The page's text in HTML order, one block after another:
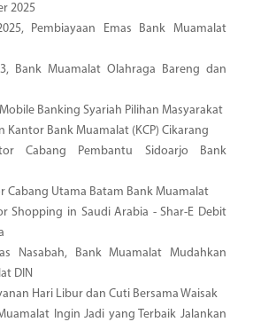
2025
Pembiayaan Emas Bank Muamalat
Bank Muamalat Olahraga Bareng dan
Banking Syariah Pilihan Masyarakat
Kantor Bank Muamalat (KCP) Cikarang
Cabang Pembantu Sidoarjo Bank
Cabang Utama Batam Bank Muamalat
Shopping in Saudi Arabia - Shar-E Debit
Nasabah, Bank Muamalat Mudahkan
DIN
Hari Libur dan Cuti Bersama Waisak
Ingin Jadi yang Terbaik Jalankan